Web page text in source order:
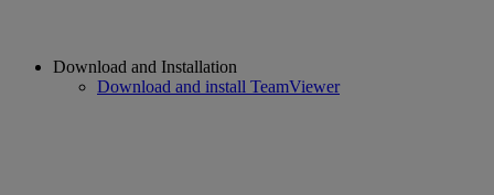
Download and Installation
Download and install TeamViewer